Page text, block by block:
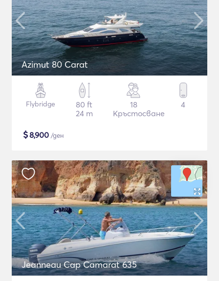
Azimut 80 Carat
Flybridge
80 ft
24 m
18
Кръстосване
4
$8,900 /ден
Jeanneau Cap Camarat 635